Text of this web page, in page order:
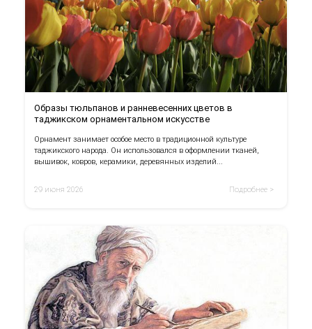
Образы тюльпанов и ранневесенних цветов в
таджикском орнаментальном искусстве
Орнамент занимает особое место в традиционной культуре
таджикского народа. Он использовался в оформлении тканей,
вышивок, ковров, керамики, деревянных изделий...
29 июня 2026 Подробнее >